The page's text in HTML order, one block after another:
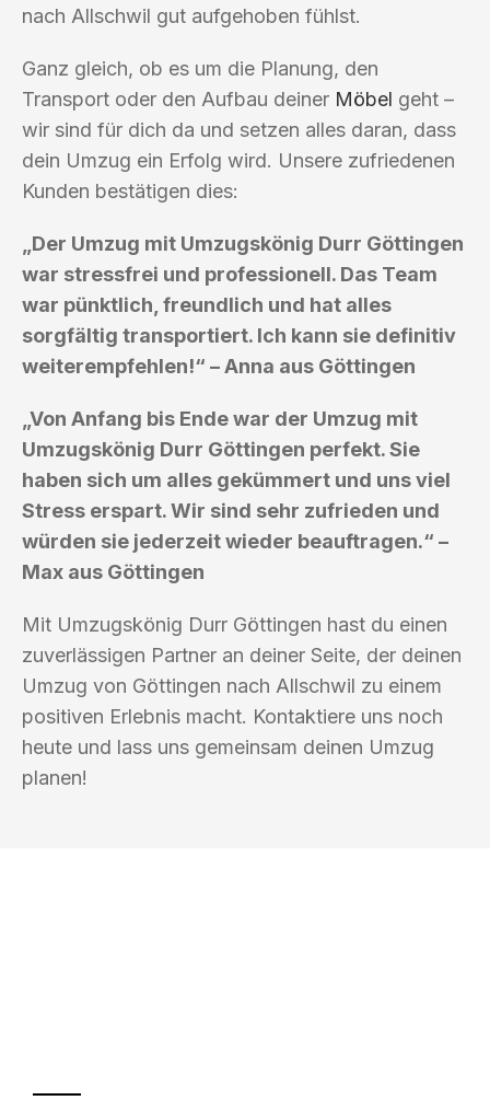
nach Allschwil gut aufgehoben fühlst.
Ganz gleich, ob es um die Planung, den
Transport oder den Aufbau deiner Möbel geht –
wir sind für dich da und setzen alles daran, dass
dein Umzug ein Erfolg wird. Unsere zufriedenen
Kunden bestätigen dies:
„Der Umzug mit Umzugskönig Durr Göttingen
war stressfrei und professionell. Das Team
war pünktlich, freundlich und hat alles
sorgfältig transportiert. Ich kann sie definitiv
weiterempfehlen!“ – Anna aus Göttingen
„Von Anfang bis Ende war der Umzug mit
Umzugskönig Durr Göttingen perfekt. Sie
haben sich um alles gekümmert und uns viel
Stress erspart. Wir sind sehr zufrieden und
würden sie jederzeit wieder beauftragen.“ –
Max aus Göttingen
Mit Umzugskönig Durr Göttingen hast du einen
zuverlässigen Partner an deiner Seite, der deinen
Umzug von Göttingen nach Allschwil zu einem
positiven Erlebnis macht. Kontaktiere uns noch
heute und lass uns gemeinsam deinen Umzug
planen!